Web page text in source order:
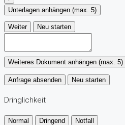
Unterlagen anhängen (max. 5)
Weiter Neu starten
Weiteres Dokument anhängen (max. 5)
Anfrage absenden Neu starten
Dringlichkeit
Normal Dringend Notfall